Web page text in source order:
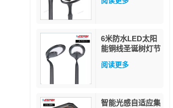
灯杆安装 适用于
6米防水LED太阳
能铜线圣诞树灯节
串户外花园装饰
阅读更多
智能光感自适应集